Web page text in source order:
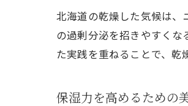
北海道の乾燥した気候は、
の過剰分泌を招きやすく
た実践を重ねることで、乾
保湿力を高めるための